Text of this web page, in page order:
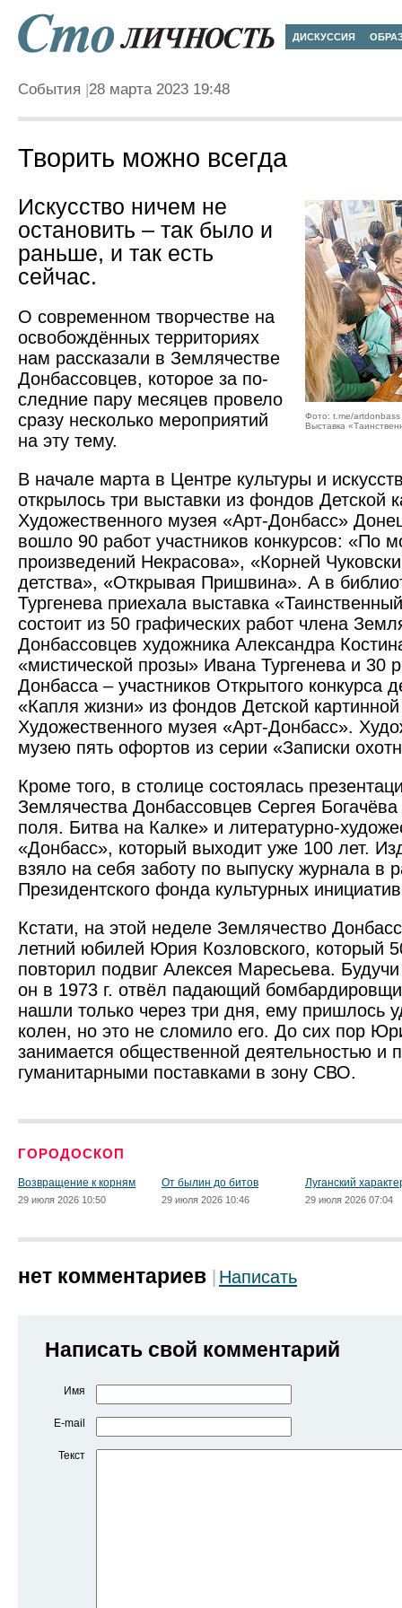
ДИСКУССИЯ
События 28 марта 2023 19:48
Творить можно всегда
Фото: t.me/artdonbass
Выставка
Искусство ничем не
остановить – так было и
раньше, и так есть
сейчас.
О современном творчестве на
освобождённых территориях
нам рассказали в Землячест­ве
Донбассовцев, которое за по­
следние пару месяцев провело
сразу несколько мероприятий
на эту тему.
В начале марта в Центре культуры и
открылось три выставки из фондов Детской
Художественного музея «Арт-Донбасс»
вошло 90 работ участников конкурсов: «По
произведений Нек­расова», «Корней
детства», «Открывая Пришвина». А в
Тургенева приехала выставка
состоит из 50 графических работ члена
Донбассовцев художника Александра
«мистической прозы» Ивана Тургенева и 30
Донбасса – участников Открытого конкурса
«Капля жизни» из фондов Детской
Художественного музея «Арт-Донбасс».
музею пять офортов из серии «Записки
Кроме того, в столице состоялась
Землячества Донбассовцев Сергея
поля. Битва на Калке» и литературно-
«Донбасс», который выходит уже 100 лет.
взяло на себя заботу по выпуску журнала в
Президентского фонда культурных
Кстати, на этой неделе Землячество
летний юбилей Юрия Козловского, который
повторил подвиг Алексея Маресьева.
он в 1973 г. отвёл падающий
нашли только через три дня, ему пришлось
колен, но это не сломило его. До сих пор
занимается общественной деятельностью и
гуманитарными поставками в зону СВО.
ГОРОДОСКОП
Возвращение к корням
29 июля 2026 10:50
От былин до битов
29 июля 2026 10:46
Луганский
29 июля 2026 07:04
нет комментариев Написать
Написать свой комментарий
Имя
E-mail
Текст